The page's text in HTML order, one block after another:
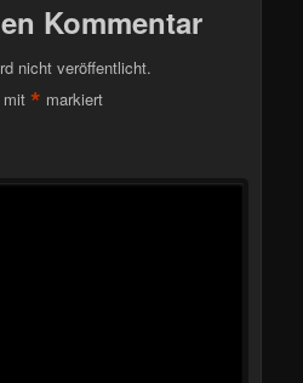
Kommentar
nicht veröffentlicht.
mit* markiert